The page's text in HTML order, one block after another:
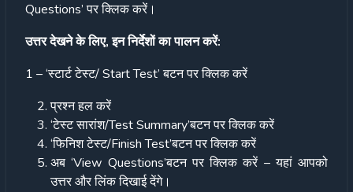
Questions’ पर क्लिक करें।
उत्तर देखने के लिए, इन निर्देशों का पालन करें:
1 – ‘स्टार्ट टेस्ट/ Start Test’ बटन पर क्लिक करें
प्रश्न हल करें
‘टेस्ट सारांश/Test Summary’बटन पर क्लिक करें
‘फिनिश टेस्ट/Finish Test’बटन पर क्लिक करें
अब ‘View Questions’बटन पर क्लिक करें – यहां आपको
उत्तर और लिंक दिखाई देंगे।